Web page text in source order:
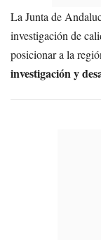
La Junta de
investigación de
posicionar a la
investigación y